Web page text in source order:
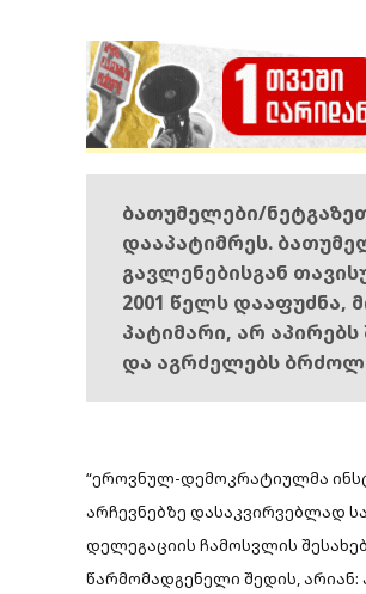
ბათუმელები/
დააპატიმრეს.
გავლენებისგან
2001 წელს დააფუძნა,
პატიმარი, არ
და აგრძელებს
“ეროვნულ-დემოკრატიულმა
არჩევნებზე დასაკვირვებლად
დელეგაციის ჩამოსვლის
წარმომადგენელი შედის,